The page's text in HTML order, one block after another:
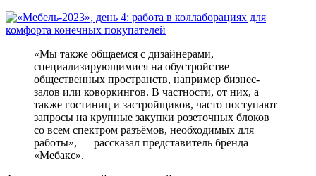
«Мы также общаемся с дизайнерами,
специализирующимися на обустройстве
общественных пространств, например бизнес-
залов или коворкингов. В частности, от них, а
также гостиниц и застройщиков, часто поступают
запросы на крупные закупки розеточных блоков
со всем спектром разъёмов, необходимых для
работы», — рассказал представитель бренда
«Мебакс».